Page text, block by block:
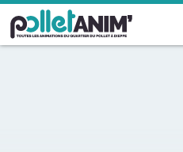
Pollet Anim'